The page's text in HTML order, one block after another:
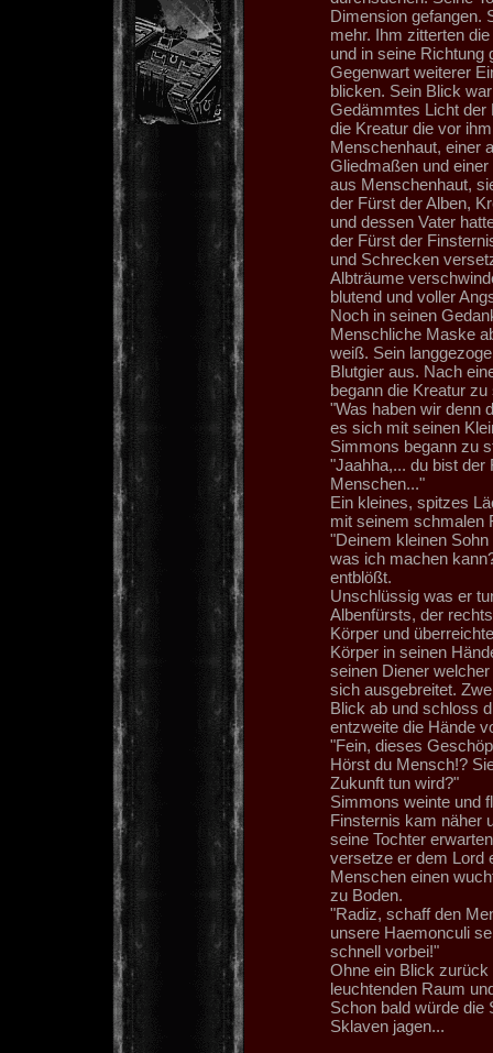
Dimension gefangen.
mehr. Ihm zitterten
und in seine Richtung
Gegenwart weiterer
blicken. Sein Blick
Gedämmtes Licht der
die Kreatur die vor
Menschenhaut, einer
Gliedmaßen und
aus Menschenhaut,
der Fürst der Alben,
und dessen Vater
der Fürst der
und Schrecken
Albträume
blutend und voller
Noch in seinen
Menschliche Maske
weiß. Sein
Blutgier aus. Nach
begann die Kreatur zu
"Was haben wir denn
es sich mit seinen
Simmons begann zu
"Jaahha,... du bist der
Menschen..."
Ein kleines, spitzes
mit seinem schmalen
"Deinem kleinen
was ich machen
entblößt.
Unschlüssig was er
Albenfürsts, der
Körper und
Körper in seinen
seinen Diener
sich ausgebreitet.
Blick ab und schloss
entzweite die Hände
"Fein, dieses
Hörst du Mensch!?
Zukunft tun wird?"
Simmons weinte und
Finsternis kam näher
seine Tochter
versetze er dem Lord
Menschen einen
zu Boden.
"Radiz, schaff den
unsere Haemonculi
schnell vorbei!"
Ohne ein Blick
leuchtenden Raum
Schon bald würde die
Sklaven jagen...